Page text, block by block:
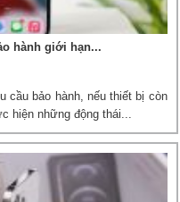
hành giới hạn...
cầu bảo hành, nếu thiết bị còn
hiện những động thái...